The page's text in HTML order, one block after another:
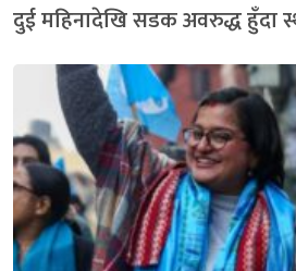
दुई महिनादेखि सडक अवरुद्ध हुँदा